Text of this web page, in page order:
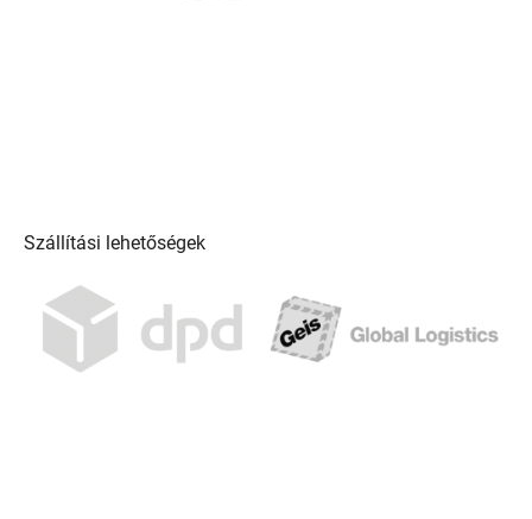
Szállítási lehetőségek